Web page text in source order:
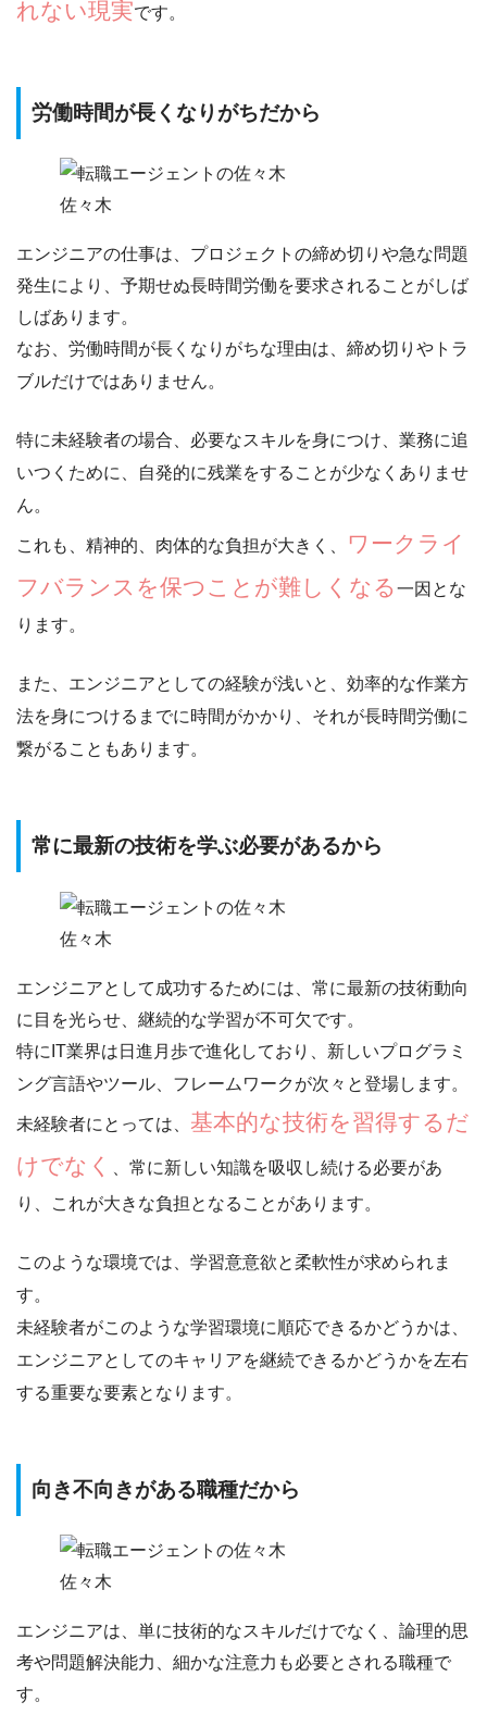
れない現実です。
労働時間が長くなりがちだから
佐々木
エンジニアの仕事は、プロジェクトの締め切りや急な問題
発生により、 予期せぬ長時間労働を要求される ことがしば
しばあります。
なお、労働時間が長くなりがちな理由は、締め切りやトラ
ブルだけではありません。
特に未経験者の場合、必要なスキルを身につけ、業務に追
いつくために、自発的に残業をすることが少なくありませ
ん。
これも、精神的、肉体的な負担が大きく、
ワークライ
フバランスを保つことが難しくなる一因とな
ります。
また、エンジニアとしての経験が浅いと、効率的な作業方
法を身につけるまでに時間がかかり、それが長時間労働に
繋がることもあります。
常に最新の技術を学ぶ必要があるから
佐々木
エンジニアとして成功するためには、常に最新の技術動向
に目を光らせ、 継続的な学習が不可欠です。
特にIT業界は日進月歩で進化しており、新しいプログラミ
ング言語やツール、フレームワークが次々と登場します。
未経験者にとっては、 基本的な技術を習得するだ
けでなく
、常に新しい知識を吸収し続ける必要があ
り、これが大きな負担となることがあります。
このような環境では、学習意意欲と柔軟性が求められま
す。
未経験者がこのような学習環境に順応できるかどうかは、
エンジニアとしてのキャリアを継続できるかどうかを左右
する重要な要素となります。
向き不向きがある職種だから
佐々木
エンジニアは、単に技術的なスキルだけでなく、 論理的思
考や問題解決能力 細かな注意力 も必要とされる職種で
す。